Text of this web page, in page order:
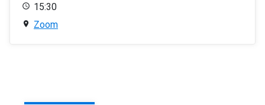
15:30
Zoom